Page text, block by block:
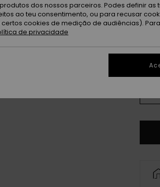
Cor
dos nossos parceiros. Podes definir as
ao teu consentimento, ou para recusar
cookies de medição de audiências).
de privacidade